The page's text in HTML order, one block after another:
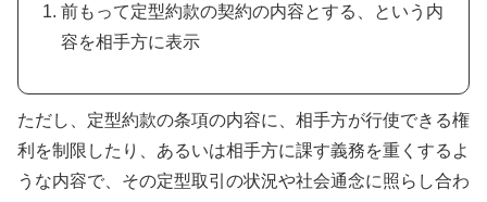
前もって定型約款の契約の内容とする、という内
容を相手方に表示
ただし、定型約款の条項の内容に、相手方が行使できる権
利を制限したり、あるいは相手方に課す義務を重くするよ
うな内容で、その定型取引の状況や社会通念に照らし合わ